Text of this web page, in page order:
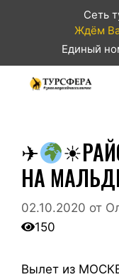
Сеть
Ждём
Единый
✈
НА
02.10.2020 от
150
Вылет из